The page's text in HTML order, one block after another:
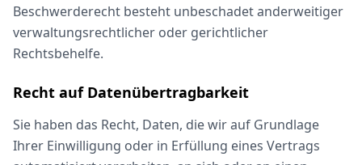
Beschwerderecht besteht unbeschadet anderweitiger
verwaltungsrechtlicher oder gerichtlicher
Rechtsbehelfe.
Recht auf Daten­übertrag­barkeit
Sie haben das Recht, Daten, die wir auf Grundlage
Ihrer Einwilligung oder in Erfüllung eines Vertrags